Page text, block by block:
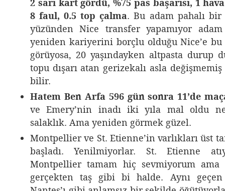
2 sarı kart gördü, %75 pas başarısı, 1
8 faul, 0.5 top çalma. Bu adam pahalı
yüzünden Nice transfer yapamıyor
yeniden kariyerini borçlu olduğu Nice’e
görüyosa, 20 yaşındayken altpasta durup
topu dışarı atan gerizekalı asla
bilir.
Hatem Ben Arfa 596 gün sonra 11’de
ve Emery’nin inadı iki yıla mal oldu
salaklık. Ama yeniden görmek güzel.
Montpellier ve St. Etienne’in varlıkları üst
başladı. Yenilmiyorlar. St. Etienne
Montpellier tamam hiç sevmiyorum ama
gerçekten taş gibi bi halde. Aynı